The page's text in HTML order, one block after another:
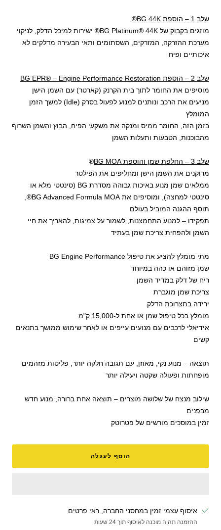
שלב 1 – הוספת BG 44K®
מוזגים בקבוק של BG Platinum® 44K® ישירות למיכל הדלק, לניקוי
מערכת ההזרקה, המזרקים, השסתומים ותאי הבעירה מדלקים לא
איכותיים ופיח
שלב 2 – הוספת BG EPR® – Engine Performance Restoration
מוסיפים את החומר לתוך בית הקרנק (קארטר) עם השמן הישן
מניעים את הרכב ונותנים למנוע לפעול בסרק (Idle) למשך הזמן
המומלץ
בזמן הזה, החומר ממיס ומנקה את משקעי הפיח, הבוץ והשמן השרוף
מהבוכנות, הטבעות ותעלות השמן
שלב 3 – החלפת שמן והוספת BG MOA
®
מרוקנים את השמן הישן ומחליפים את הפילטר
ממלאים שמן מנוע באיכות גבוהה מסדרת BG (סינטטי מלא או
סינטטי למחצה), ומוסיפים את BG Advanced Formula MOA®,
תוסף ההגנה המוביל בעולם
תפקידו – למנוע התחמצנות, לשמור על צמיגות, להאריך את חיי
השמן ולהפחית צריכת שמן בעתיד
מתי מומלץ להציע את טיפול BG Engine Performance
שמן מזוהם או כהה במיוחד
ריח של דלק במדיד השמן
צריכת שמן מוגברת
ירידה בתצרוכת הדלק
מומלץ בכל טיפול שמן או אחת ל-15,000 ק"מ
אידיאלי לרכבים עם מנועים עייפים או לאחר שימוש ממושך בתנאים
קשים
תוצאה – מנוע נקי, מאוזן, עם תגובה חלקה יותר, פליטות מזהמים
מופחתות ופעולה שקטה ויעילה יותר
שילוב מנצח של שלושה מוצרים – תוצאה אחת ברורה, מנוע חדש
מבפנים
זמין במוסכים מורשים של פטרוטק
הוסף לעגלה
איסוף עצמי זמין במחסני החברה, ראי פרטים
ההזמנה תהיה מוכנה לאיסוף תוך 24 שעות